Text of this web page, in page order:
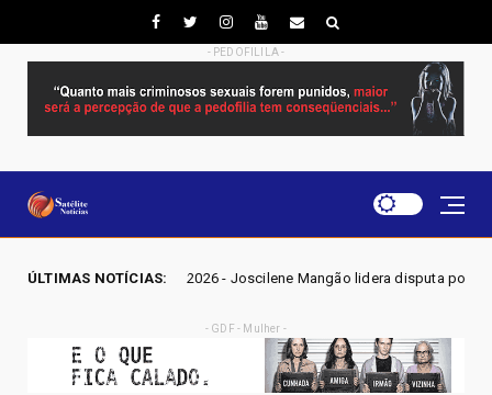
- PEDOFILILA -
ÚLTIMAS NOTÍCIAS:
GO 2026 - Joscilene Mangão lidera disputa por vaga na Alego em Novo
- GDF - Mulher -